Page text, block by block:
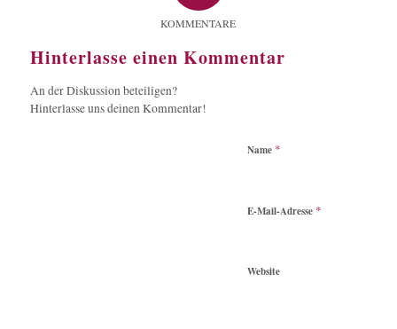
KOMMENTARE
Hinterlasse einen Kommentar
An der Diskussion beteiligen?
Hinterlasse uns deinen Kommentar!
Name *
E-Mail-Adresse *
Website